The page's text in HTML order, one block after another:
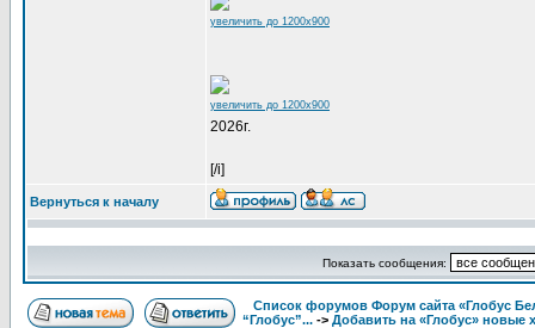
увеличить до 1200x900
увеличить до 1200x900
2026г.
[/i]
Вернуться к началу
Показать сообщения:
Список форумов Форум сайта «Глобус
“Глобус”... -> Добавить на «Глобус» новые